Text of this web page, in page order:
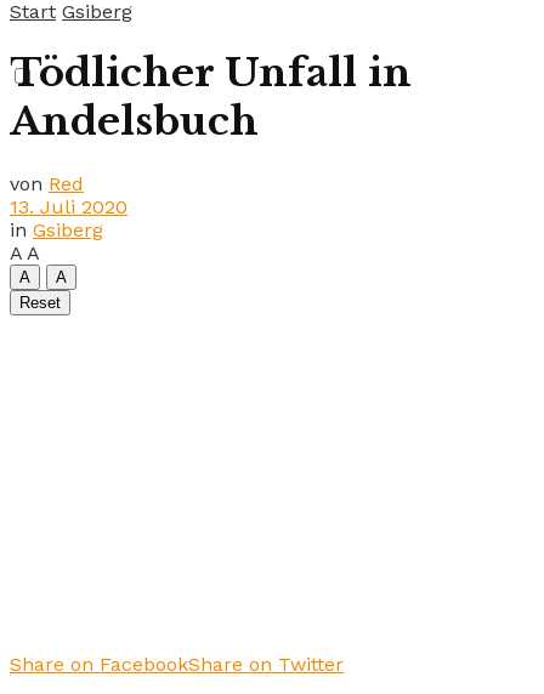
Start Gsiberg
Tödlicher Unfall in
Andelsbuch
von Red
13. Juli 2020
in Gsiberg
A A
A
A
Reset
Share on FacebookShare on Twitter